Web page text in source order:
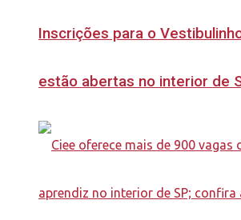
Inscrições para o
estão abertas no interior de